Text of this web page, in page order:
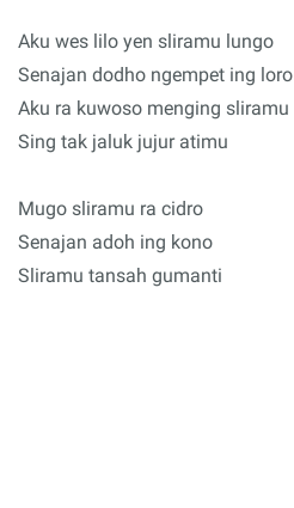
Aku wes lilo yen sliramu lungo
Senajan dodho ngempet ing loro
Aku ra kuwoso menging sliramu
Sing tak jaluk jujur atimu
Mugo sliramu ra cidro
Senajan adoh ing kono
Sliramu tansah gumanti